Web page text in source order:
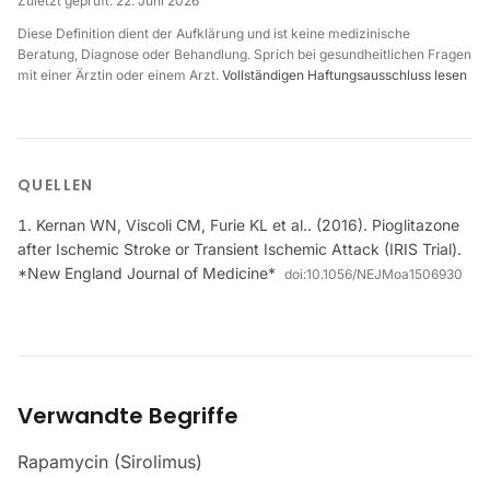
Diese Definition dient der Aufklärung und ist keine medizinische
Beratung, Diagnose oder Behandlung. Sprich bei gesundheitlichen Fragen
mit einer Ärztin oder einem Arzt. Vollständigen Haftungsausschluss lesen
QUELLEN
Kernan WN, Viscoli CM, Furie KL et al.. (2016). Pioglitazone
after Ischemic Stroke or Transient Ischemic Attack (IRIS Trial).
*New England Journal of Medicine* doi:10.1056/NEJMoa1506930
Verwandte Begriffe
Rapamycin (Sirolimus)